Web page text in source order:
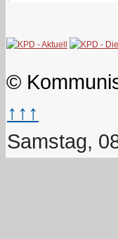
©
↑↑↑
Samstag,